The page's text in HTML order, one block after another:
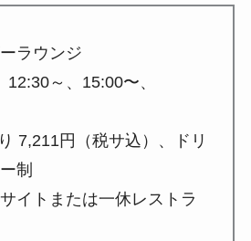
ラウンジ
～、15:00〜、
7,211円（税サ込）、ドリ
制
イトまたは一休レストラ